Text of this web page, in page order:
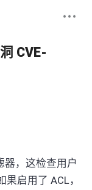
CVE-
器，这检查用户
启用了 ACL，